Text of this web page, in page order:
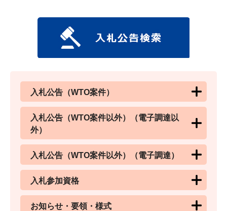
入札公告（WTO案件）
入札公告（WTO案件以外）（電子調達以
外）
入札公告（WTO案件以外）（電子調達）
入札参加資格
お知らせ・要領・様式